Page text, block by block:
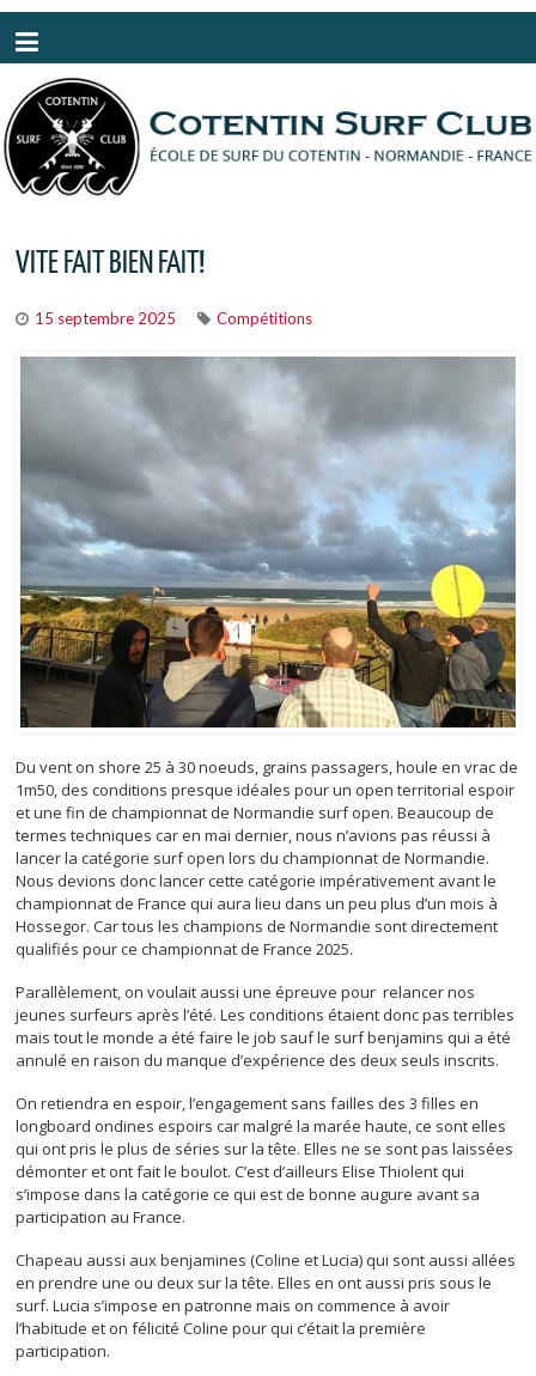
VITE FAIT BIEN FAIT!
15 septembre 2025 Compétitions
Du vent on shore 25 à 30 noeuds, grains passagers, houle en vrac de
1m50, des conditions presque idéales pour un open territorial espoir
et une fin de championnat de Normandie surf open. Beaucoup de
termes techniques car en mai dernier, nous n’avions pas réussi à
lancer la catégorie surf open lors du championnat de Normandie.
Nous devions donc lancer cette catégorie impérativement avant le
championnat de France qui aura lieu dans un peu plus d’un mois à
Hossegor. Car tous les champions de Normandie sont directement
qualifiés pour ce championnat de France 2025.
Parallèlement, on voulait aussi une épreuve pour relancer nos
jeunes surfeurs après l’été. Les conditions étaient donc pas terribles
mais tout le monde a été faire le job sauf le surf benjamins qui a été
annulé en raison du manque d’expérience des deux seuls inscrits.
On retiendra en espoir, l’engagement sans failles des 3 filles en
longboard ondines espoirs car malgré la marée haute, ce sont elles
qui ont pris le plus de séries sur la tête. Elles ne se sont pas laissées
démonter et ont fait le boulot. C’est d’ailleurs Elise Thiolent qui
s’impose dans la catégorie ce qui est de bonne augure avant sa
participation au France.
Chapeau aussi aux benjamines (Coline et Lucia) qui sont aussi allées
en prendre une ou deux sur la tête. Elles en ont aussi pris sous le
surf. Lucia s’impose en patronne mais on commence à avoir
l’habitude et on félicité Coline pour qui c’était la première
participation.
Panneau de gestion des cookies